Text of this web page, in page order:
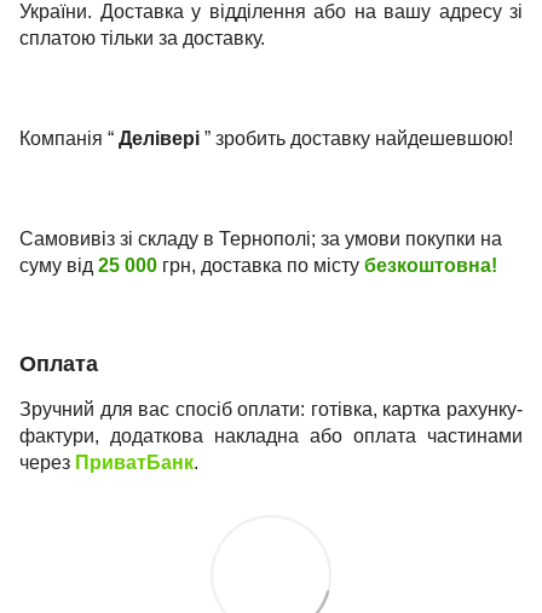
України. Доставка у відділення або на вашу адресу зі
сплатою тільки за доставку.
Компанія “ Делівері ” зробить доставку найдешевшою!
Самовивіз зі складу в Тернополі; за умови покупки на
суму від 25 000 грн, доставка по місту безкоштовна!
Оплата
Зручний для вас спосіб оплати: готівка, картка рахунку-
фактури, додаткова накладна або оплата частинами
через ПриватБанк.